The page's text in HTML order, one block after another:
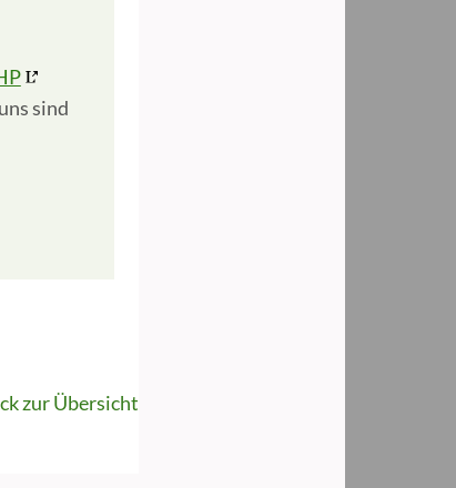
sind
zur Übersicht